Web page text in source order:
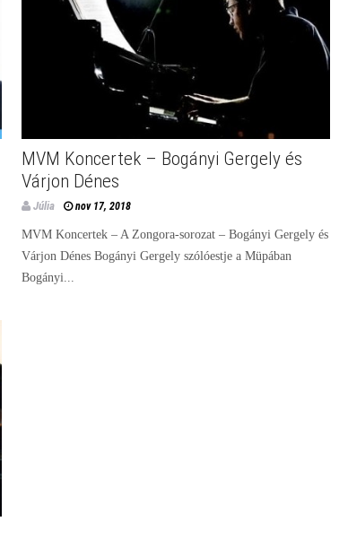
MVM Koncertek – Bogányi Gergely és
Várjon Dénes
Júlia nov 17, 2018
MVM Koncertek – A Zongora-sorozat – Bogányi Gergely és
Várjon Dénes Bogányi Gergely szólóestje a Müpában
Bogányi...